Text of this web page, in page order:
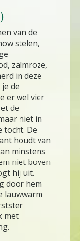
van de
stelen,
zalmroze,
in deze
de
er wel vier
de
niet in
tocht. De
houdt van
minstens
niet boven
hij uit.
door hem
lauwwarm
met